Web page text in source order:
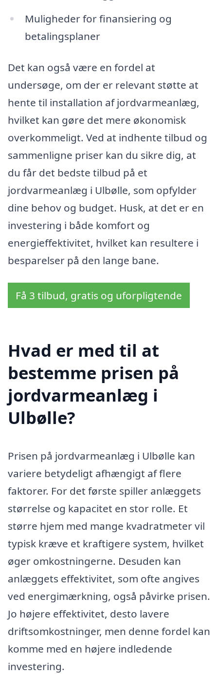
Muligheder for finansiering og
betalingsplaner
Det kan også være en fordel at
undersøge, om der er relevant støtte at
hente til installation af jordvarmeanlæg,
hvilket kan gøre det mere økonomisk
overkommeligt. Ved at indhente tilbud og
sammenligne priser kan du sikre dig, at
du får det bedste tilbud på et
jordvarmeanlæg i Ulbølle, som opfylder
dine behov og budget. Husk, at det er en
investering i både komfort og
energieffektivitet, hvilket kan resultere i
besparelser på den lange bane.
Få 3 tilbud, gratis og uforpligtende
Hvad er med til at
bestemme prisen på
jordvarmeanlæg i
Ulbølle?
Prisen på jordvarmeanlæg i Ulbølle kan
variere betydeligt afhængigt af flere
faktorer. For det første spiller anlæggets
størrelse og kapacitet en stor rolle. Et
større hjem med mange kvadratmeter vil
typisk kræve et kraftigere system, hvilket
øger omkostningerne. Desuden kan
anlæggets effektivitet, som ofte angives
ved energimærkning, også påvirke prisen.
Jo højere effektivitet, desto lavere
driftsomkostninger, men denne fordel kan
komme med en højere indledende
investering.